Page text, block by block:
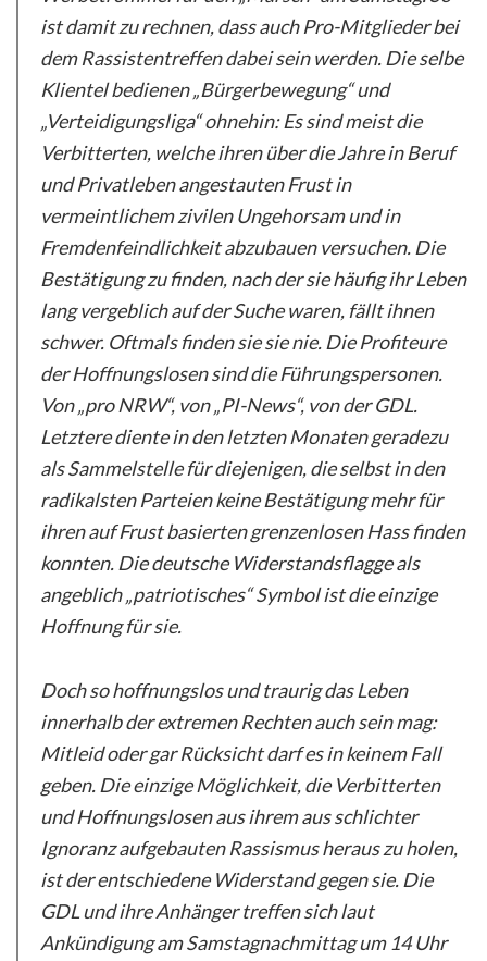
ist damit zu rechnen, dass auch Pro-Mitglieder bei
dem Rassistentreffen dabei sein werden. Die selbe
Klientel bedienen „Bürgerbewegung“ und
„Verteidigungsliga“ ohnehin: Es sind meist die
Verbitterten, welche ihren über die Jahre in Beruf
undPrivatleben angestauten Frust in
vermeintlichem zivilen Ungehorsam und in
Fremdenfeindlichkeit abzubauen versuchen. Die
Bestätigung zu finden, nach der sie häufig ihr Leben
lang vergeblich auf der Suche waren, fällt ihnen
schwer. Oftmals finden sie sie nie. Die Profiteure
der Hoffnungslosen sind die Führungspersonen.
Von „pro NRW“, von „PI-News“, von der GDL.
Letztere diente in den letzten Monaten geradezu
als Sammelstelle für diejenigen, die selbst in den
radikalsten Parteien keine Bestätigung mehr für
ihren auf Frust basierten grenzenlosen Hass finden
konnten. Die deutsche Widerstandsflagge als
angeblich „patriotisches“ Symbol ist die einzige
Hoffnung für sie.
Doch so hoffnungslos und traurig das Leben
innerhalb der extremen Rechten auch sein mag:
Mitleid oder gar Rücksicht darf es in keinem Fall
geben. Die einzige Möglichkeit, die Verbitterten
und Hoffnungslosen aus ihrem aus schlichter
Ignoranz aufgebauten Rassismus heraus zu holen,
ist der entschiedene Widerstand gegen sie. Die
GDL und ihre Anhänger treffen sich laut
Ankündigung am Samstagnachmittag um 14 Uhr